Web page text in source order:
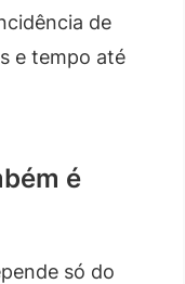
de
e tempo até
é
só do